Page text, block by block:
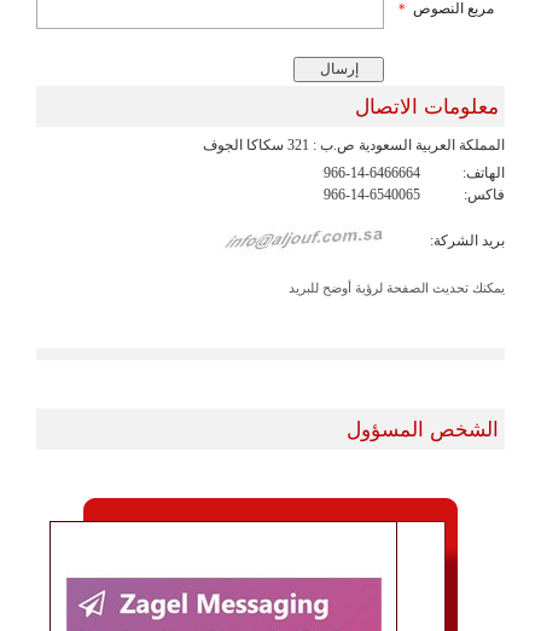
مربع النصوص *
معلومات الاتصال
اﻟﻤﻤﻠﻜﺔ اﻟﻌﺮﺑﯿﺔ اﻟﺴﻌﻮدﯾﺔ ص.ب : 321 ﺳﻜﺎﻛﺎ اﻟﺠﻮف
الهاتف:
966-14-6466664
فاكس:
966-14-6540065
بريد الشركة:
يمكنك تحديث الصفحة لرؤية أوضح للبريد
الشخص المسؤول